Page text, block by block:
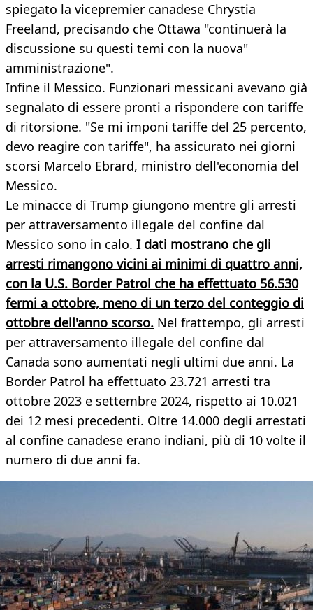
spiegato la vicepremier canadese Chrystia
Freeland, precisando che Ottawa "continuerà la
discussione su questi temi con la nuova"
amministrazione".
Infine il Messico. Funzionari messicani avevano già
segnalato di essere pronti a rispondere con tariffe
di ritorsione. "Se mi imponi tariffe del 25 percento,
devo reagire con tariffe", ha assicurato nei giorni
scorsi Marcelo Ebrard, ministro dell'economia del
Messico.
Le minacce di Trump giungono mentre gli arresti
per attraversamento illegale del confine dal
Messico sono in calo. I dati mostrano che gli
arresti rimangono vicini ai minimi di quattro anni,
con la U.S. Border Patrol che ha effettuato 56.530
fermi a ottobre, meno di un terzo del conteggio di
ottobre dell'anno scorso. Nel frattempo, gli arresti
per attraversamento illegale del confine dal
Canada sono aumentati negli ultimi due anni. La
Border Patrol ha effettuato 23.721 arresti tra
ottobre 2023 e settembre 2024, rispetto ai 10.021
dei 12 mesi precedenti. Oltre 14.000 degli arrestati
al confine canadese erano indiani, più di 10 volte il
numero di due anni fa.